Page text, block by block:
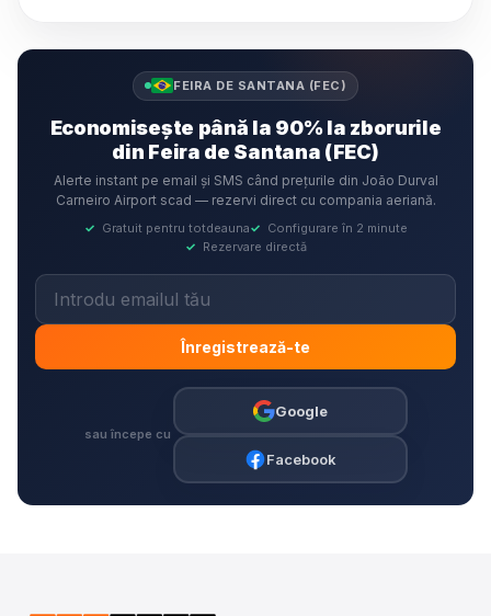
FEIRA DE SANTANA (FEC)
Economisește până la 90% la zborurile
din Feira de Santana (FEC)
Alerte instant pe email și SMS când prețurile din João Durval
Carneiro Airport scad — rezervi direct cu compania aeriană.
✓ Gratuit pentru totdeauna✓ Configurare în 2 minute
✓ Rezervare directă
Înregistrează-te
sau începe cu
Google
Facebook